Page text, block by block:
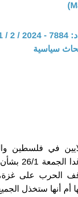
سياسية
في فلسطين
ستصدر
الحرب على
أم أنها ستخذل